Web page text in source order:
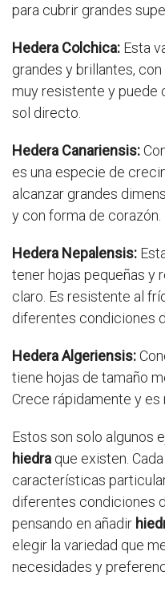
para cubrir grandes
Hedera Colchica: Esta
grandes y brillantes,
muy resistente y puede
sol directo.
Hedera Canariensis:
es una especie de
alcanzar grandes
y con forma de corazón.
Hedera Nepalensis:
tener hojas pequeñas y
claro. Es resistente al
diferentes condiciones
Hedera Algeriensis:
tiene hojas de tamaño
Crece rápidamente y es
Estos son solo algunos
hiedra que existen.
características
diferentes condiciones
pensando en añadir
elegir la variedad que
necesidades y